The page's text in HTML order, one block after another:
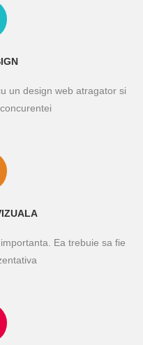
un design web atragator si
Ea trebuie sa fie